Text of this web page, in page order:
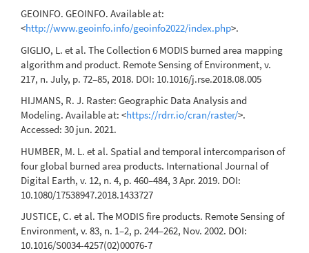
GEOINFO. GEOINFO. Available at:
<http://www.geoinfo.info/geoinfo2022/index.php>.
GIGLIO, L. et al. The Collection 6 MODIS burned area mapping
algorithm and product. Remote Sensing of Environment, v.
217, n. July, p. 72–85, 2018. DOI: 10.1016/j.rse.2018.08.005
HIJMANS, R. J. Raster: Geographic Data Analysis and
Modeling. Available at: <https://rdrr.io/cran/raster/>.
Accessed: 30 jun. 2021.
HUMBER, M. L. et al. Spatial and temporal intercomparison of
four global burned area products. International Journal of
Digital Earth, v. 12, n. 4, p. 460–484, 3 Apr. 2019. DOI:
10.1080/17538947.2018.1433727
JUSTICE, C. et al. The MODIS fire products. Remote Sensing of
Environment, v. 83, n. 1–2, p. 244–262, Nov. 2002. DOI:
10.1016/S0034-4257(02)00076-7